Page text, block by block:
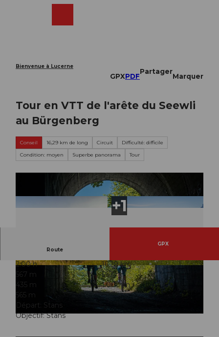
Bienvenue à Lucerne
GPXPDF
Partager
Marquer
Tour en VTT de l'arête du Seewli
au Bürgenberg
Conseil 16,29 km de long Circuit
Difficulté: difficile
Condition: moyen
Superbe panorama Tour
© Nidwalden Tourismus, Bikegenoss Zentralschweiz
© Christina Bucher, Nidwalden Tourismus
© Nidwalden Tourismus, Bikegenoss Zentralsc
Route
GPX
2:00 h
16,29 km
567 m
567 m
435 m
1.000 m
565 m
Départ: Stans
Objectif: Stans